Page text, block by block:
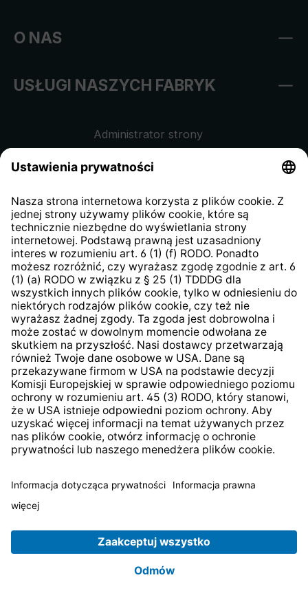
O NAS
USŁUGI NASZYCH FABRYK
Administrator strony
kontrahentów
Klauzula informacyjna strony
internetowej
Strategia podatkowa
System zgłaszania nieprawidłowości
* Wszystkie ceny zawierają podatek VAT pluskoszty
TechniSat jest firmą należącą do FundacjiLEPPER Stiftung
e.S..